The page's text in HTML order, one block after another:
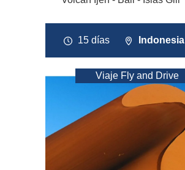
15 días Indonesia
Viaje Fly and Drive